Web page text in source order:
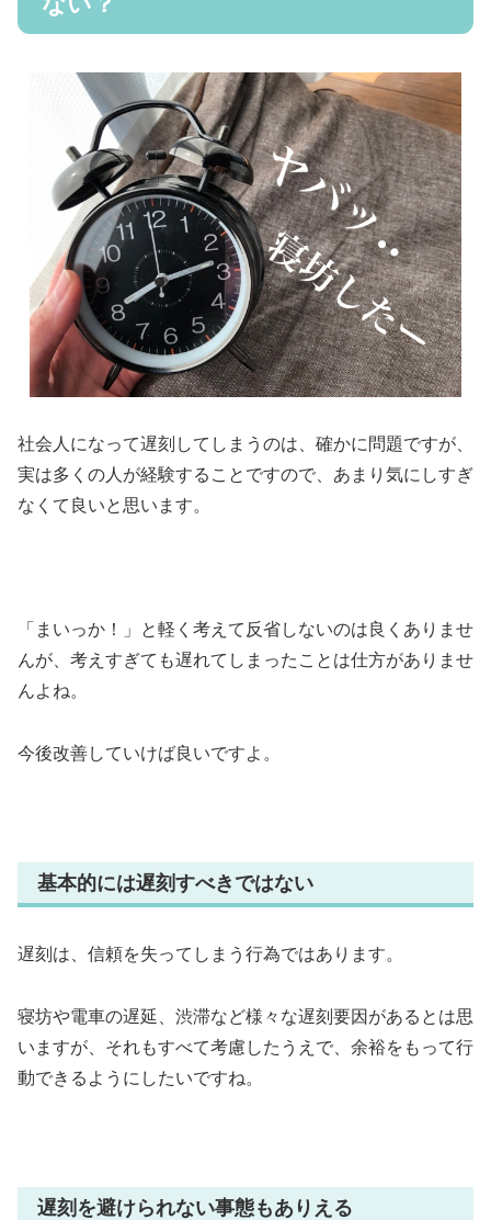
社会人になって遅刻してしまうのは、確かに問題ですが、
実は多くの人が経験することですので、あまり気にしすぎ
なくて良いと思います。
「まいっか！」と軽く考えて反省しないのは良くありませ
んが、考えすぎても遅れてしまったことは仕方がありませ
んよね。
今後改善していけば良いですよ。
基本的には遅刻すべきではない
遅刻は、信頼を失ってしまう行為ではあります。
寝坊や電車の遅延、渋滞など様々な遅刻要因があるとは思
いますが、それもすべて考慮したうえで、余裕をもって行
動できるようにしたいですね。
遅刻を避けられない事態もありえる